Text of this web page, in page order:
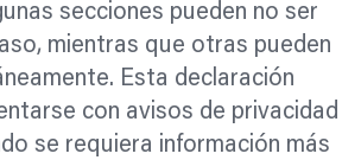
secciones pueden no ser
mientras que otras pueden
Esta declaración
con avisos de privacidad
se requiera información más